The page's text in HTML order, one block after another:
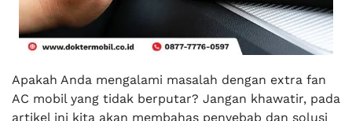
Apakah Anda mengalami masalah dengan extra fan
AC mobil yang tidak berputar? Jangan khawatir, pada
artikel ini kita akan membahas penyebab dan solusi